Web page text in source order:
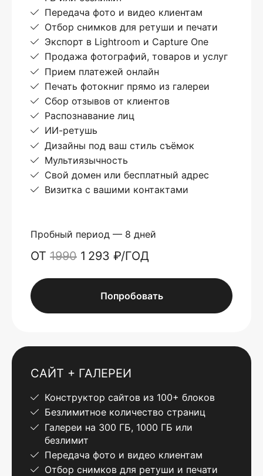
Передача фото и видео клиентам
Отбор снимков для ретуши и печати
Экспорт в Lightroom и Capture One
Продажа фотографий, товаров и услуг
Прием платежей онлайн
Печать фотокниг прямо из галереи
Сбор отзывов от клиентов
Распознавание лиц
ИИ-ретушь
Дизайны под ваш стиль съёмок
Мультиязычность
Свой домен или бесплатный адрес
Визитка с вашими контактами
Пробный период — 8 дней
ОТ 1990 1 293 ₽/ГОД
Попробовать
САЙТ + ГАЛЕРЕИ
Конструктор сайтов из 100+ блоков
Безлимитное количество страниц
Галереи на 300 ГБ, 1000 ГБ или
безлимит
Передача фото и видео клиентам
Отбор снимков для ретуши и печати